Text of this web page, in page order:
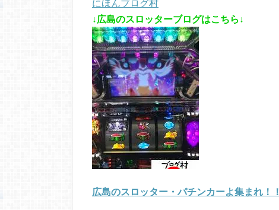
にほんブログ村
↓広島のスロッターブログはこちら↓
広島のスロッター・パチンカーよ集まれ！！